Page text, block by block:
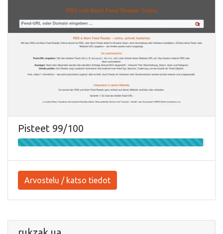
Pisteet 99/100
Arvostelu / katso tiedot